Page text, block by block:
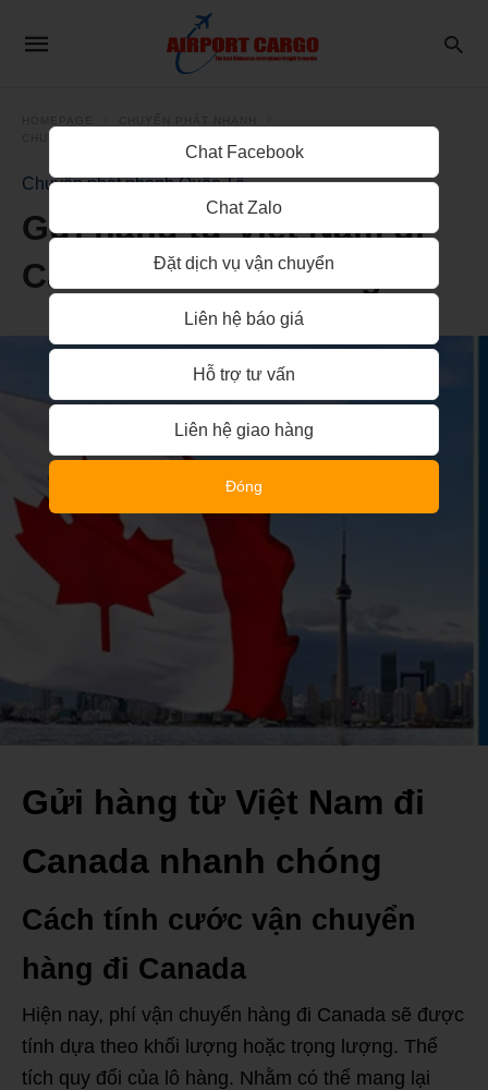
Chuyển phát nhanh Quốc Tế
Gửi hàng từ Việt Nam đi
Canada nhanh chóng
Gửi hàng từ Việt Nam đi
Canada nhanh chóng
Cách tính cước vận chuyển
hàng đi Canada
Hiện nay, phí vận chuyển hàng đi Canada sẽ được
tính dựa theo khối lượng hoặc trọng lượng. Thể
tích quy đổi của lô hàng. Nhằm có thể mang lại
Chat Facebook
Chat Zalo
Đặt dịch vụ vận chuyển
Liên hệ báo giá
Hỗ trợ tư vấn
Liên hệ giao hàng
Đóng